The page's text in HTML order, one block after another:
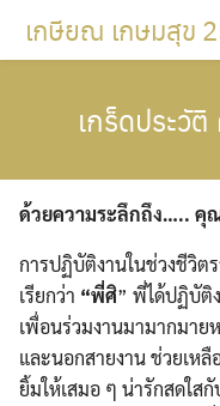
เกษียณ เกษมสุข
เกร็ดประวั
ด้วยความระลึกถึง….. คุ
การปฏิบัติงานในช่วงชีวิต
เรียกว่า “พี่ศิ” พี่ได้ปฏิบัติ
เพื่อนร่วมงานมามากมาย
และนอกสายงาน ช่วยเห
ยิ้มให้เสมอ ๆ น่ารักสดใส